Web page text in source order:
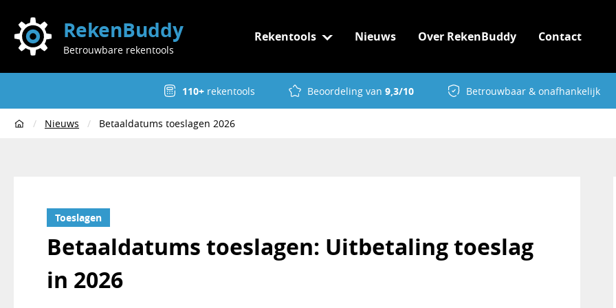
RekenBuddy
Betrouwbare rekentools
Rekentools Nieuws Over RekenBuddy Contact
110+ rekentools Beoordeling van 9,3/10 Betrouwbaar & onafhankelijk
Home Nieuws Betaaldatums toeslagen 2026
Toeslagen
Betaaldatums toeslagen: Uitbetaling toeslag
in 2026